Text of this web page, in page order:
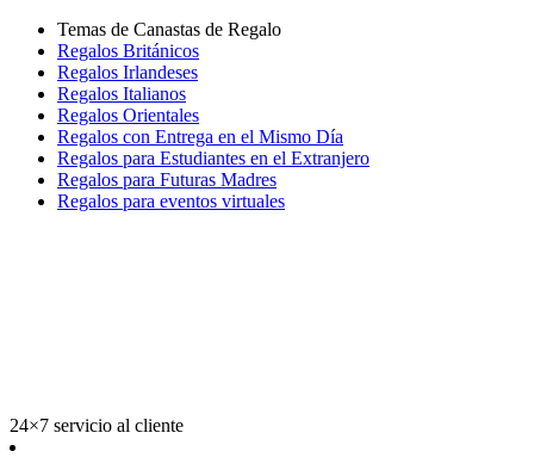
Temas de Canastas de Regalo
Regalos Británicos
Regalos Irlandeses
Regalos Italianos
Regalos Orientales
Regalos con Entrega en el Mismo Día
Regalos para Estudiantes en el Extranjero
Regalos para Futuras Madres
Regalos para eventos virtuales
24×7 servicio al cliente